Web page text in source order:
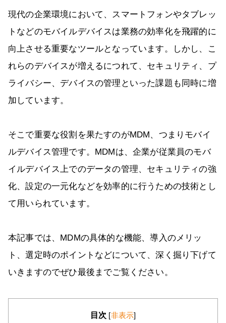
現代の企業環境において、スマートフォンやタブレッ
トなどのモバイルデバイスは業務の効率化を飛躍的に
向上させる重要なツールとなっています。しかし、こ
れらのデバイスが増えるにつれて、セキュリティ、プ
ライバシー、デバイスの管理といった課題も同時に増
加しています。
そこで重要な役割を果たすのがMDM、つまりモバイ
ルデバイス管理です。MDMは、企業が従業員のモバ
イルデバイス上でのデータの管理、セキュリティの強
化、設定の一元化などを効率的に行うための技術とし
て用いられています。
本記事では、MDMの具体的な機能、導入のメリッ
ト、選定時のポイントなどについて、深く掘り下げて
いきますのでぜひ最後までご覧ください。
目次 [非表示]